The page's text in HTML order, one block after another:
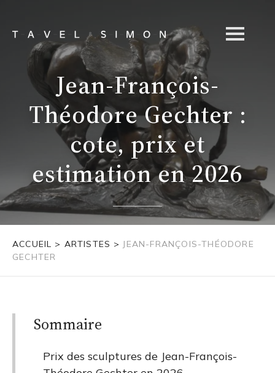
Jean-François-
Théodore Gechter :
cote, prix et
estimation en 2026
ACCUEIL > ARTISTES > JEAN-FRANÇOIS-THÉODORE
GECHTER
Sommaire
Prix des sculptures de Jean-François-